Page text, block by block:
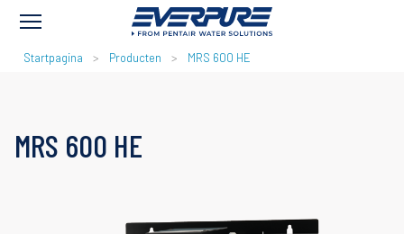
KRUIMELPAD
Startpagina Producten MRS 600 HE
MRS 600 HE